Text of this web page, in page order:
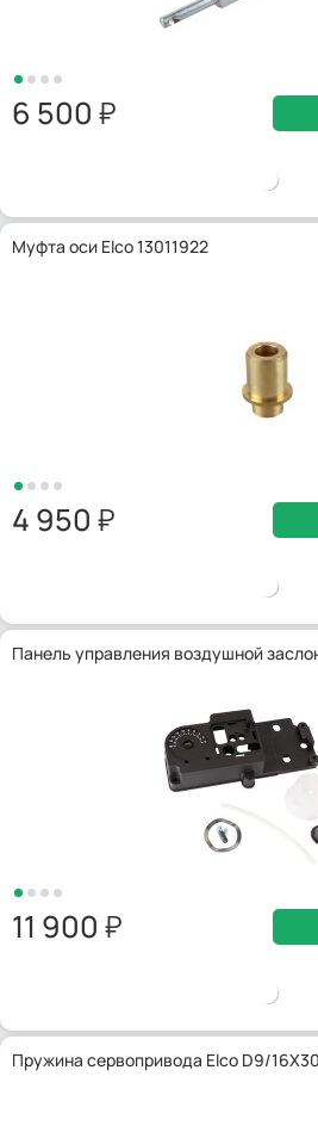
6 500
Муфта оси Elco 13011922
4 950
Панель управления воздушной
11 900
Пружина сервопривода Elco D9/